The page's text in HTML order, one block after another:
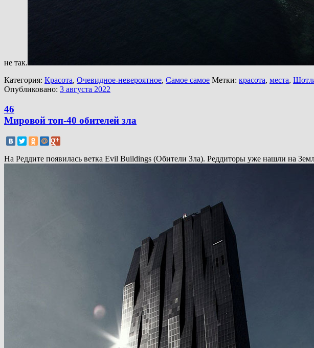
не так.
Категория: Красота, Очевидное-невероятное, Самое самое Метки: красота, места,
Опубликовано: 3 августа 2022
46
Мировой топ-40 обителей зла
На Реддите появилась ветка Evil Buildings (Обители Зла). Реддиторы уже нашли на